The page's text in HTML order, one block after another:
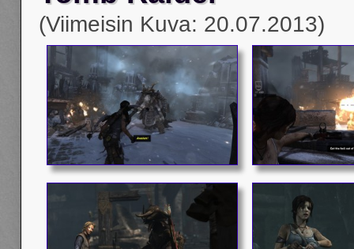
(Viimeisin Kuva: 20.07.2013)